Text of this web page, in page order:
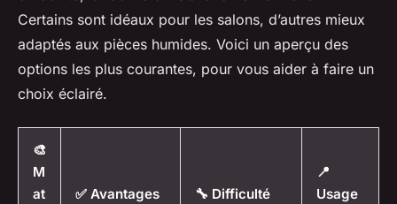
Certains sont idéaux pour les salons, d’autres mieux
adaptés aux pièces humides. Voici un aperçu des
options les plus courantes, pour vous aider à faire un
choix éclairé.
🎨
M
at
✅ Avantages
🔧 Difficulté
📍
Usage